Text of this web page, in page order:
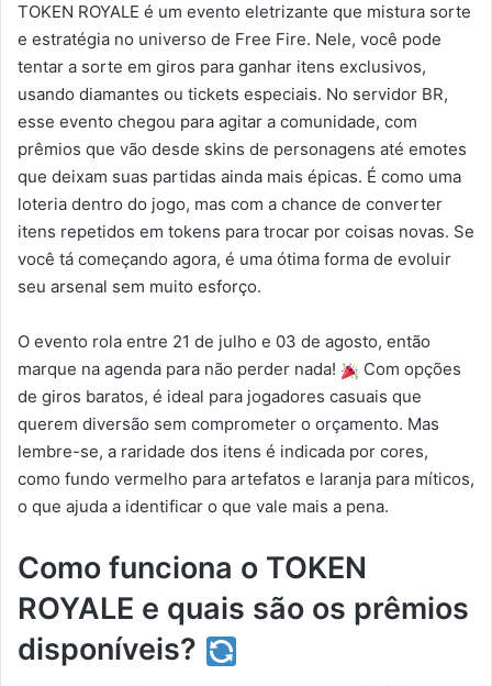
TOKEN ROYALE é um evento eletrizante que mistura sorte
e estratégia no universo de Free Fire. Nele, você pode
tentar a sorte em giros para ganhar itens exclusivos,
usando diamantes ou tickets especiais. No servidor BR,
esse evento chegou para agitar a comunidade, com
prêmios que vão desde skins de personagens até emotes
que deixam suas partidas ainda mais épicas. É como uma
loteria dentro do jogo, mas com a chance de converter
itens repetidos em tokens para trocar por coisas novas. Se
você tá começando agora, é uma ótima forma de evoluir
seu arsenal sem muito esforço.
O evento rola entre 21 de julho e 03 de agosto, então
marque na agenda para não perder nada!
Com opções
de giros baratos, é ideal para jogadores casuais que
querem diversão sem comprometer o orçamento. Mas
lembre-se, a raridade dos itens é indicada por cores,
como fundo vermelho para artefatos e laranja para míticos,
o que ajuda a identificar o que vale mais a pena.
Como funciona o TOKEN
ROYALE e quais são os prêmios
disponíveis?